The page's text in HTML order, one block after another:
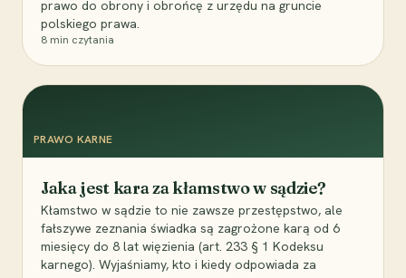
prawo do obrony i obrońcę z urzędu na gruncie
polskiego prawa.
8 min czytania
PRAWO KARNE
Jaka jest kara za kłamstwo w sądzie?
Kłamstwo w sądzie to nie zawsze przestępstwo, ale
fałszywe zeznania świadka są zagrożone karą od 6
miesięcy do 8 lat więzienia (art. 233 § 1 Kodeksu
karnego). Wyjaśniamy, kto i kiedy odpowiada za